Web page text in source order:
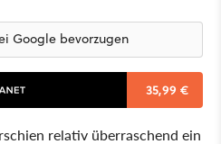
Google bevorzugen
35,99 €
relativ überraschend ein